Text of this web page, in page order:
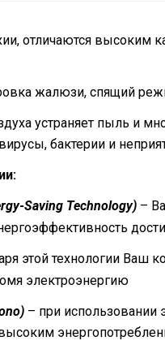
отличаются
жалюзи, спящий
устраняет пыль и
бактерии и
Saving Technology) –
этой технологии Ваш
электроэнергию
– при использовании